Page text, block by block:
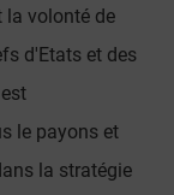
la volonté de
d'Etats et des
le payons et
la stratégie